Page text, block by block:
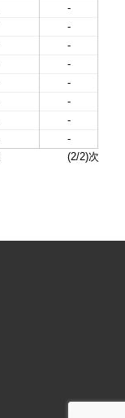
-
-
-
-
-
-
-
-
(2/2)次